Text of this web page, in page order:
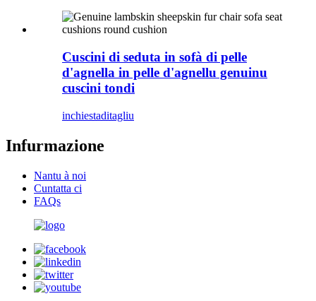
Cuscini di seduta in sofà di pelle
d'agnella in pelle d'agnellu genuinu
cuscini tondi
inchiestaditagliu
Infurmazione
Nantu à noi
Cuntatta ci
FAQs